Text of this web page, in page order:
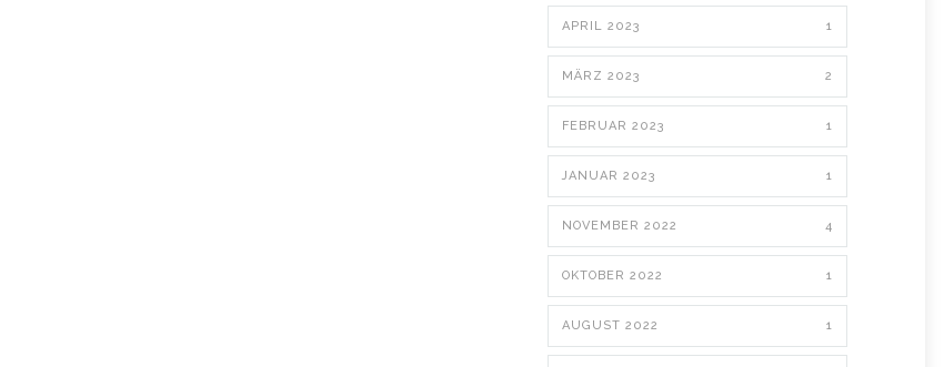
APRIL 2023 1
MÄRZ 2023 2
FEBRUAR 2023 1
JANUAR 2023 1
NOVEMBER 2022 4
OKTOBER 2022 1
AUGUST 2022 1